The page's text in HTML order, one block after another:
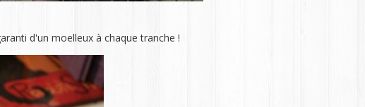
d'un moelleux à chaque tranche !